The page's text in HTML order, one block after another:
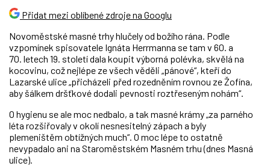
Přidat mezi oblíbené zdroje na Googlu
Novoměstské masné trhy hlučely od božího rána. Podle
vzpomínek spisovatele Ignáta Herrmanna se tam v 60. a
70. letech 19. století dala koupit výborná polévka, skvělá na
kocovinu, což nejlépe ze všech věděli „pánové“, kteří do
Lazarské ulice „přicházeli před rozedněním rovnou ze Žofína,
aby šálkem dršťkové dodali pevnosti roztřeseným nohám“.
O hygienu se ale moc nedbalo, a tak masné krámy „za parného
léta rozšiřovaly v okolí nesnesitelný zápach a byly
plemeništěm obtížných much“. O moc lépe to ostatně
nevypadalo ani na Staroměstském Masném trhu (dnes Masná
ulice).